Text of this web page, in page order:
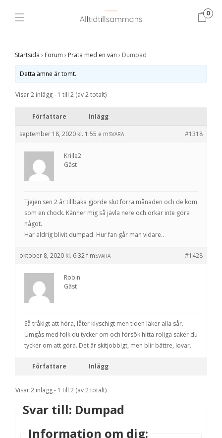
0
Startsida › Forum › Prata med en vän › Dumpad
Detta ämne är tomt.
Visar 2 inlägg - 1 till 2 (av 2 totalt)
Författare Inlägg
september 18, 2020 kl. 1:55 e m #1318
SVARA
Krille2
Gäst
Tjejen sen 2 år tillbaka gjorde slut förra månaden och de kom
som en chock. Känner mig så jävla nere och orkar inte göra
något.
Har aldrig blivit dumpad. Hur fan går man vidare..
oktober 8, 2020 kl. 6:32 f m #1428
SVARA
Robin
Gäst
Så tråkigt att höra, låter klyschigt men tiden läker alla sår.
Umgås med folk du tycker om och försök hitta roliga saker du
tycker om att göra. Det är skitjobbigt, men blir bättre, lovar.
Författare Inlägg
Visar 2 inlägg - 1 till 2 (av 2 totalt)
Svar till: Dumpad
Information om dig: